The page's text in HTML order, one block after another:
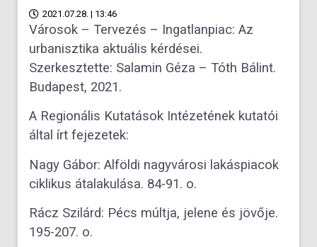
2021.07.28. | 13:46
Városok – Tervezés – Ingatlanpiac: Az
urbanisztika aktuális kérdései.
Szerkesztette: Salamin Géza – Tóth Bálint.
Budapest, 2021.
A Regionális Kutatások Intézetének kutatói
által írt fejezetek:
Nagy Gábor: Alföldi nagyvárosi lakáspiacok
ciklikus átalakulása. 84-91. o.
Rácz Szilárd: Pécs múltja, jelene és jövője.
195-207. o.